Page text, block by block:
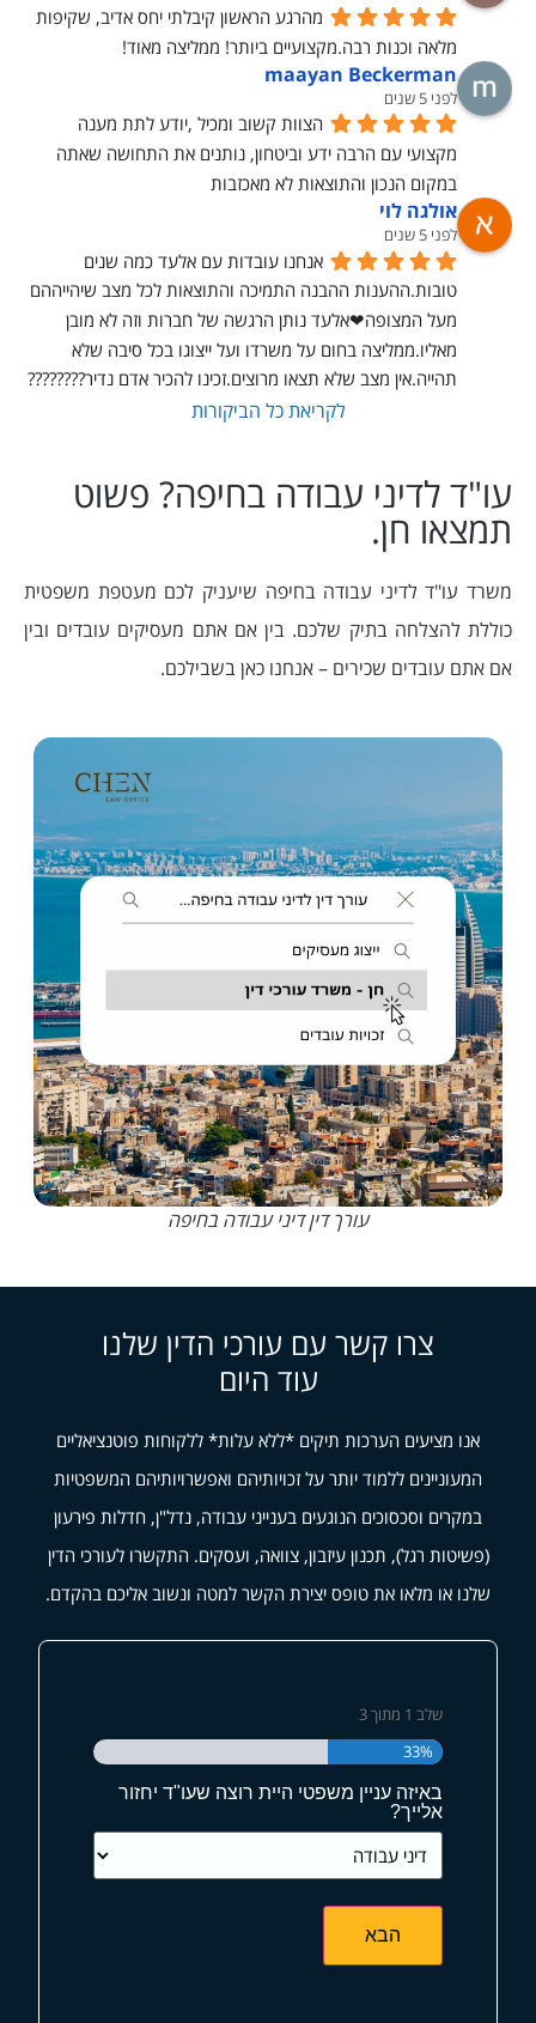
מלאה וכנות רבה.מקצועיים ביותר! ממליצה מאוד!
maayan Beckerman
לפני 5 שנים
במקום הנכון והתוצאות לא מאכזבות
אולגה לוי
לפני 5 שנים
תהייה.אין מצב שלא תצאו מרוצים.זכינו להכיר אדם נדיר????????
לקריאת כל הביקורות
עו"ד לדיני עבודה בחיפה? פשוט
תמצאו חן.
משרד עו"ד לדיני עבודה בחיפה שיעניק לכם מעטפת משפטית
כוללת להצלחה בתיק שלכם. בין אם אתם מעסיקים עובדים ובין
אם אתם עובדים שכירים – אנחנו כאן בשבילכם.
עורך דין דיני עבודה בחיפה
צרו קשר עם עורכי הדין שלנו
עוד היום
אנו מציעים הערכות תיקים *ללא עלות* ללקוחות פוטנציאליים
המעוניינים ללמוד יותר על זכויותיהם ואפשרויותיהם המשפטיות
במקרים וסכסוכים הנוגעים בענייני עבודה, נדל"ן, חדלות פירעון
(פשיטות רגל), תכנון עיזבון, צוואה, ועסקים. התקשרו לעורכי הדין
שלנו או מלאו את טופס יצירת הקשר למטה ונשוב אליכם בהקדם.
שלב 1 מתוך3
33%
באיזה עניין משפטי היית רוצה שעו"ד יחזור
אלייך?